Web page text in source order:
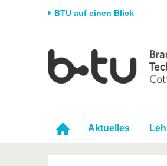
BTU auf einen Blick
Universität
Karriere & Engagement
Partnerschaften &
Strukturwandel
Aktuelles